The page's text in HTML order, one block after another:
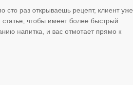
сто раз открываешь рецепт, клиент уже
чтобы имеет более быстрый
напитка, и вас отмотает прямо к